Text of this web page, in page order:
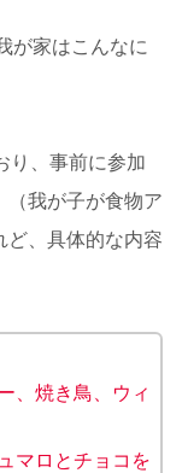
が家はこんなに
り、事前に参加
（我が子が食物ア
ど、具体的な内容
、焼き鳥、ウィ
マロとチョコを